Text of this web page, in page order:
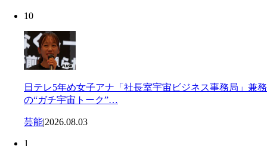
10
日テレ5年め女子アナ「社長室宇宙ビジネス事務局」兼務
の“ガチ宇宙トーク”…
芸能|2026.08.03
1